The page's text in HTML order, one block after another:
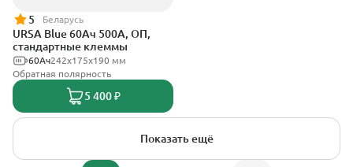
5 Беларусь
URSA Blue 60Ач 500А, ОП,
стандартные клеммы
242х175х190 мм
60Ач
Обратная полярность
5 400 ₽
Показать ещё